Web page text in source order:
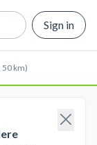
Sign in
50 km)